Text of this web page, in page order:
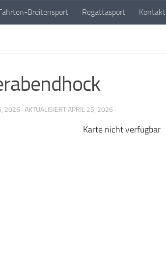
Breitensport Regattasport Kontakt
2026 · AKTUALISIERTAPRIL 25, 2026
Karte nicht verfügbar